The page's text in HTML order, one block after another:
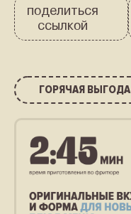
поделиться
ссылкой
ГОРЯЧАЯ ВЫГОДА